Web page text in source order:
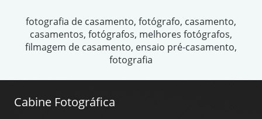
fotografia de casamento, fotógrafo, casamento,
casamentos, fotógrafos, melhores fotógrafos,
filmagem de casamento, ensaio pré-casamento,
fotografia
Cabine Fotográfica